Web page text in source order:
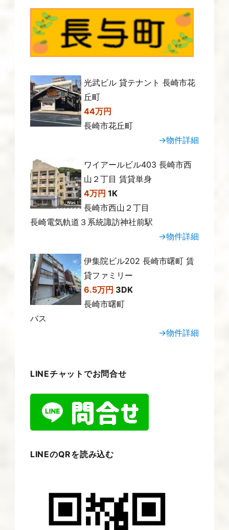
光武ビル 貸テナント 長崎市花
丘町
44万円
長崎市花丘町
→物件詳細
ワイアールビル403 長崎市西
山２丁目 賃貸単身
4万円 1K
長崎市西山２丁目
長崎電気軌道３系統諏訪神社前駅
→物件詳細
伊集院ビル202 長崎市曙町 賃
貸ファミリー
6.5万円 3DK
長崎市曙町
バス
→物件詳細
LINEチャットでお問合せ
LINEのQRを読み込む